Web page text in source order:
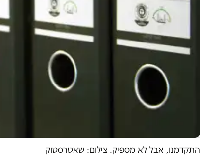
התקדמנו, אבל לא מספיק. צילום: שאטרסטוק